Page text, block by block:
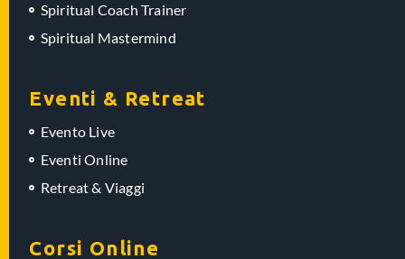
Spiritual Coach Trainer
Spiritual Mastermind
Eventi & Retreat
Evento Live
Eventi Online
Retreat & Viaggi
Corsi Online